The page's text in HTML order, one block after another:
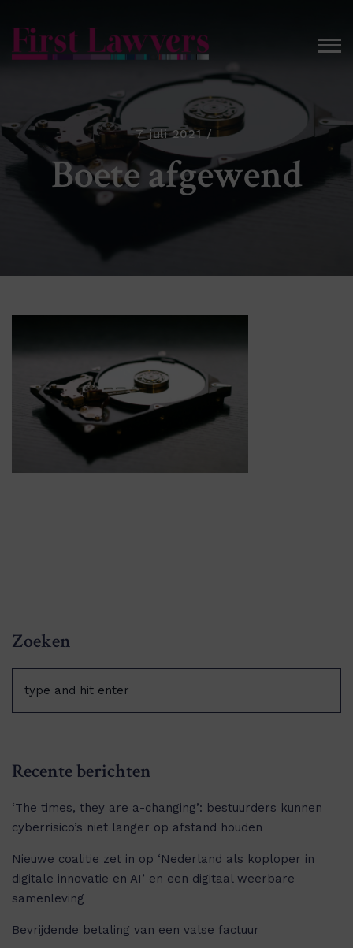
7 juli 2021
Boete afgewend
Zoeken
Recente berichten
‘The times, they are a-changing’: bestuurders kunnen
cyberrisico’s niet langer op afstand houden
Nieuwe coalitie zet in op ‘Nederland als koploper in
digitale innovatie en AI’ en een digitaal weerbare
samenleving
Bevrijdende betaling van een valse factuur